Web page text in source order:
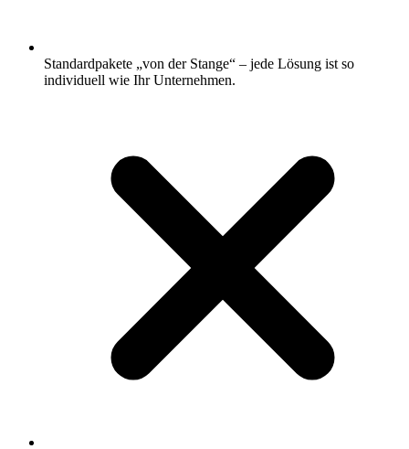
Standardpakete „von der Stange“ – jede Lösung ist so
individuell wie Ihr Unternehmen.